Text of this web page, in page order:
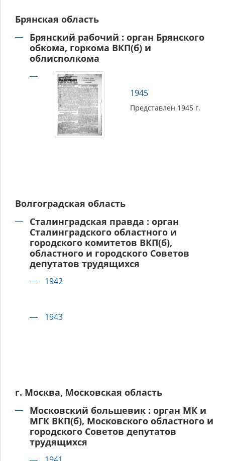
Брянская область
Брянский рабочий : орган Брянского
обкома, горкома ВКП(б) и
облисполкома
1945
Представлен 1945 г.
Волгоградская область
Сталинградская правда : орган
Сталинградского областного и
городского комитетов ВКП(б),
областного и городского Советов
депутатов трудящихся
1942
1943
г. Москва, Московская область
Московский большевик : орган МК и
МГК ВКП(б), Московского областного и
городского Советов депутатов
трудящихся